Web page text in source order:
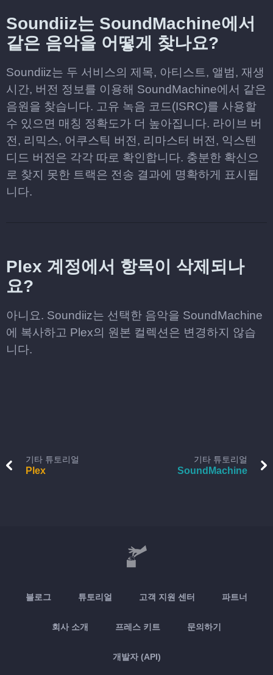
Soundiiz는 SoundMachine에서
같은 음악을 어떻게 찾나요?
Soundiiz는 두 서비스의 제목, 아티스트, 앨범, 재생
시간, 버전 정보를 이용해 SoundMachine에서 같은
음원을 찾습니다. 고유 녹음 코드(ISRC)를 사용할
수 있으면 매칭 정확도가 더 높아집니다. 라이브 버
전, 리믹스, 어쿠스틱 버전, 리마스터 버전, 익스텐
디드 버전은 각각 따로 확인합니다. 충분한 확신으
로 찾지 못한 트랙은 전송 결과에 명확하게 표시됩
니다.
Plex 계정에서 항목이 삭제되나
요?
아니요. Soundiiz는 선택한 음악을 SoundMachine
에 복사하고 Plex의 원본 컬렉션은 변경하지 않습
니다.
기타 튜토리얼
Plex
기타 튜토리얼
SoundMachine
블로그 튜토리얼 고객 지원 센터 파트너
회사 소개 프레스 키트 문의하기
개발자 (API)